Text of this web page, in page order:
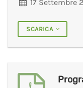
17 Settembre
SCARICA